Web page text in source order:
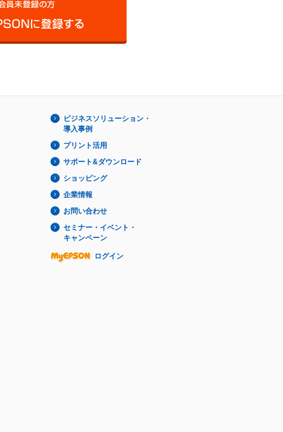
ビジネスソリューション・
導入事例
プリント活用
サポート&ダウンロード
ショッピング
企業情報
お問い合わせ
セミナー・イベント・
キャンペーン
ログイン